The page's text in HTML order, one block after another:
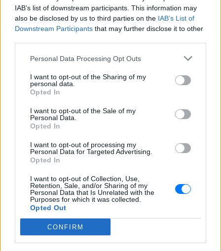
IAB’s list of downstream participants. This information may
also be disclosed by us to third parties on the IAB’s List of
Downstream Participants that may further disclose it to other
Personal Data Processing Opt Outs
I want to opt-out of the Sharing of my
personal data.
Opted In
I want to opt-out of the Sale of my
Personal Data.
Opted In
I want to opt-out of processing my
Personal Data for Targeted Advertising.
Opted In
I want to opt-out of Collection, Use,
Retention, Sale, and/or Sharing of my
Personal Data that Is Unrelated with the
Purposes for which it was collected.
Opted Out
CONFIRM
Δεν με αγγίζει, έχω ροδόχρου ακμή, η
οποία επιδεινώθηκε από τις ορμόνες της
εγκυμοσύνης, ανέφερε η ηθοποιός
Μύκονος: Ιταλοί παρτάρουν σε
έξαλλη κατάσταση μέσα σε...
βανάκι ‑ Η αντίδραση του
οδηγού
live TV, οι επιβάτες φαίνονται να
διασκεδάζουν με ιδιαίτερα έντονο
τρόπο, χοροπηδώντας, τραγουδώντας
Η Μαρία Μενούνος φόρεσε
μπικίνι με τα χρώματα της
ΣΉΜΕΡΑ
«Κάθε χρόνο η Ελλάδα μου χαρίζει κάτι
που δεν ήξερα ότι μου έλειπε» σημειώνει